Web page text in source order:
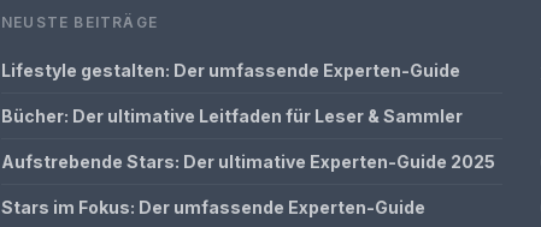
NEUSTE BEITRÄGE
Lifestyle gestalten: Der umfassende Experten-Guide
Bücher: Der ultimative Leitfaden für Leser & Sammler
Aufstrebende Stars: Der ultimative Experten-Guide 2025
Stars im Fokus: Der umfassende Experten-Guide